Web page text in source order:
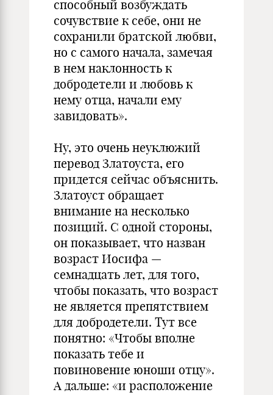
способный возбуждать
сочувствие к себе, они не
сохранили братской любви,
но с самого начала, замечая
в нем наклонность к
добродетели и любовь к
нему отца, начали ему
завидовать».
Ну, это очень неуклюжий
перевод Златоуста, его
придется сейчас объяснить.
Златоуст обращает
внимание на несколько
позиций. С одной стороны,
он показывает, что назван
возраст Иосифа —
семнадцать лет, для того,
чтобы показать, что возраст
не является препятствием
для добродетели. Тут все
понятно: «Чтобы вполне
показать тебе и
повиновение юноши отцу».
А дальше: «и расположение